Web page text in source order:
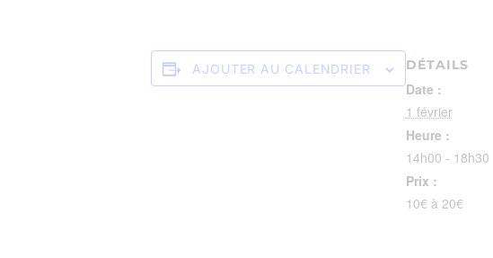
AJOUTER AU CALENDRIER DÉTAILS
Date :
1 février
Heure :
14h00 - 18h30
Prix :
10€ à 20€